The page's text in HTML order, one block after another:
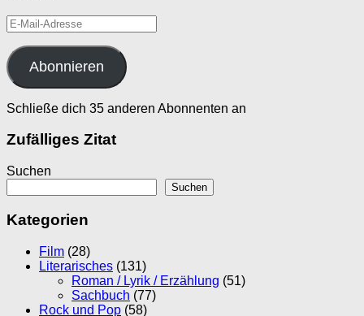
E-
Mail-
Adresse
Abonnieren
Schließe dich 35 anderen Abonnenten an
Zufälliges Zitat
Suchen
Suchen
Kategorien
Film (28)
Literarisches (131)
Roman / Lyrik / Erzählung (51)
Sachbuch (77)
Rock und Pop (58)